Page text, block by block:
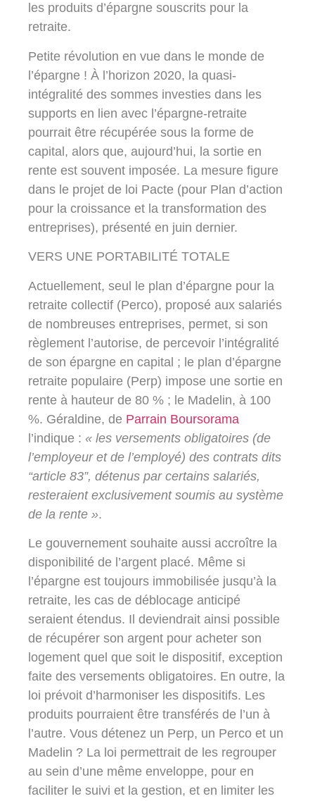
les produits d’épargne souscrits pour la
retraite.
Petite révolution en vue dans le monde de
l’épargne ! À l’horizon 2020, la quasi-
intégralité des sommes investies dans les
supports en lien avec l’épargne-retraite
pourrait être récupérée sous la forme de
capital, alors que, aujourd’hui, la sortie en
rente est souvent imposée. La mesure figure
dans le projet de loi Pacte (pour Plan d’action
pour la croissance et la transformation des
entreprises), présenté en juin dernier.
VERS UNE PORTABILITÉ TOTALE
Actuellement, seul le plan d’épargne pour la
retraite collectif (Perco), proposé aux salariés
de nombreuses entreprises, permet, si son
règlement l’autorise, de percevoir l’intégralité
de son épargne en capital ; le plan d’épargne
retraite populaire (Perp) impose une sortie en
rente à hauteur de 80 % ; le Madelin, à 100
%. Géraldine, de Parrain Boursorama
l’indique : « les versements obligatoires (de
l’employeur et de l’employé) des contrats dits
“article 83”, détenus par certains salariés,
resteraient exclusivement soumis au système
de la rente ».
Le gouvernement souhaite aussi accroître la
disponibilité de l’argent placé. Même si
l’épargne est toujours immobilisée jusqu’à la
retraite, les cas de déblocage anticipé
seraient étendus. Il deviendrait ainsi possible
de récupérer son argent pour acheter son
logement quel que soit le dispositif, exception
faite des versements obligatoires. En outre, la
loi prévoit d’harmoniser les dispositifs. Les
produits pourraient être transférés de l’un à
l’autre. Vous détenez un Perp, un Perco et un
Madelin ? La loi permettrait de les regrouper
au sein d’une même enveloppe, pour en
faciliter le suivi et la gestion, et en limiter les